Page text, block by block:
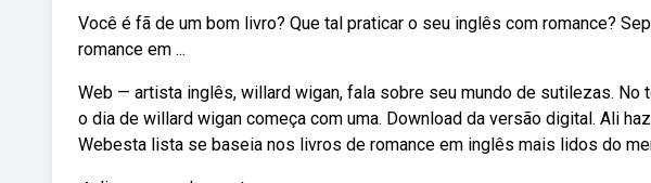
Você é fã de um bom livro? Que tal praticar o seu inglês com romance?
romance em ...
Web — artista inglês, willard wigan, fala sobre seu mundo de sutilezas. No
o dia de willard wigan começa com uma. Download da versão digital. Ali
Webesta lista se baseia nos livros de romance em inglês mais lidos do